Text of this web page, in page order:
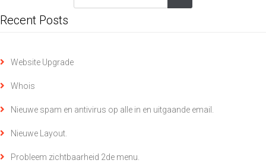
Recent Posts
Website Upgrade
Whois
Nieuwe spam en antivirus op alle in en uitgaande email.
Nieuwe Layout.
Probleem zichtbaarheid 2de menu.